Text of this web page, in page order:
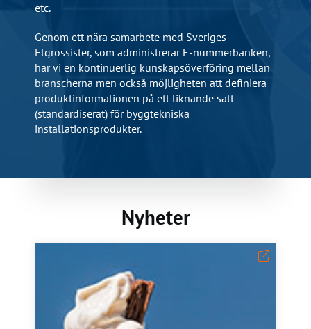
etc.
Genom ett nära samarbete med Sveriges
Elgrossister, som administrerar E-nummerbanken,
har vi en kontinuerlig kunskapsöverföring mellan
branscherna men också möjligheten att definiera
produktinformationen på ett liknande sätt
(standardiserat) för byggtekniska
installationsprodukter.
Nyheter